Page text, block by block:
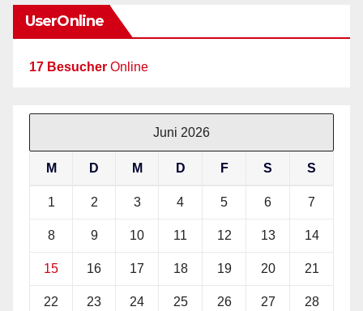
UserOnline
17 Besucher Online
Juni 2026
M D M D F S S
1 2 3 4 5 6 7
8 9 10 11 12 13 14
15 16 17 18 19 20 21
22 23 24 25 26 27 28